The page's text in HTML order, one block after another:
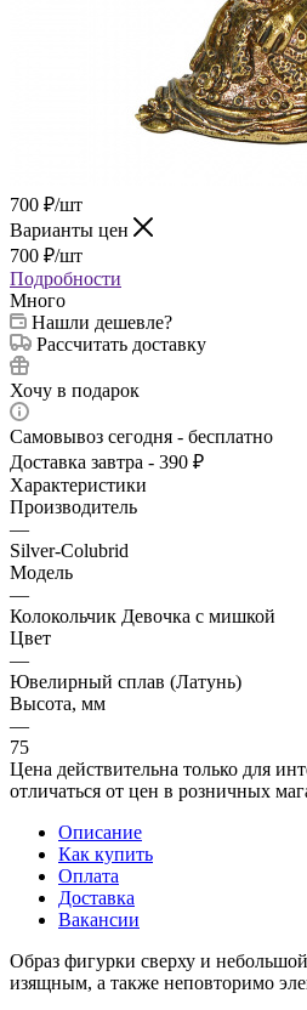
700 ₽/шт
Варианты цен
700 ₽/шт
Подробности
Много
Нашли дешевле?
Рассчитать доставку
Хочу в подарок
Самовывоз сегодня - бесплатно
Доставка завтра - 390 ₽
Характеристики
Производитель
—
Silver-Colubrid
Модель
—
Колокольчик Девочка с мишкой
Цвет
—
Ювелирный сплав (Латунь)
Высота, мм
—
75
Цена действительна только для
отличаться от цен в розничных
Описание
Как купить
Оплата
Доставка
Вакансии
Образ фигурки сверху и
изящным, а также неповторимо